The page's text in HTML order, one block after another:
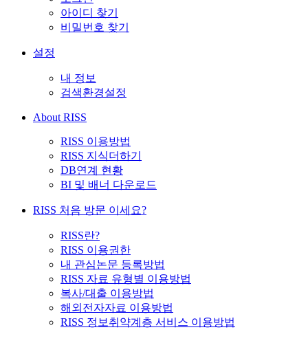
아이디 찾기
비밀번호 찾기
설정
내 정보
검색환경설정
About RISS
RISS 이용방법
RISS 지식더하기
DB연계 현황
BI 및 배너 다운로드
RISS 처음 방문 이세요?
RISS란?
RISS 이용권한
내 관심논문 등록방법
RISS 자료 유형별 이용방법
복사/대출 이용방법
해외전자자료 이용방법
RISS 정보취약계층 서비스 이용방법